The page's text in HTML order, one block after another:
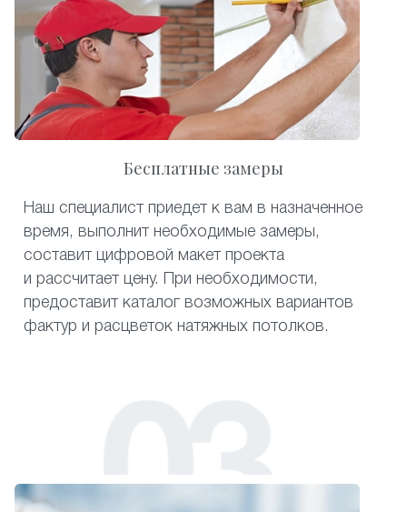
Бесплатные замеры
Наш специалист приедет к вам в назначенное
время, выполнит необходимые замеры,
составит цифровой макет проекта
и рассчитает цену. При необходимости,
предоставит каталог возможных вариантов
фактур и расцветок натяжных потолков.